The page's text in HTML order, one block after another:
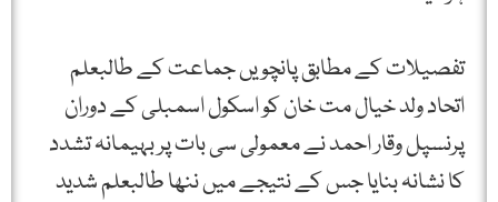
تفصیلات کے مطابق پانچویں جماعت کے طالبعلم
اتحاد ولد خیال مت خان کو اسکول اسمبلی کے دوران
پرنسپل وقار احمد نے معمولی سی بات پر بہیمانہ تشدد
کا نشانہ بنایا جس کے نتیجے میں ننھا طالبعلم شدید